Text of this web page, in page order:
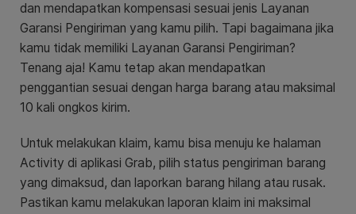
dan mendapatkan kompensasi sesuai jenis Layanan
Garansi Pengiriman yang kamu pilih. Tapi bagaimana jika
kamu tidak memiliki Layanan Garansi Pengiriman?
Tenang aja! Kamu tetap akan mendapatkan
penggantian sesuai dengan harga barang atau maksimal
10 kali ongkos kirim.
Untuk melakukan klaim, kamu bisa menuju ke halaman
Activity di aplikasi Grab, pilih status pengiriman barang
yang dimaksud, dan laporkan barang hilang atau rusak.
Pastikan kamu melakukan laporan klaim ini maksimal